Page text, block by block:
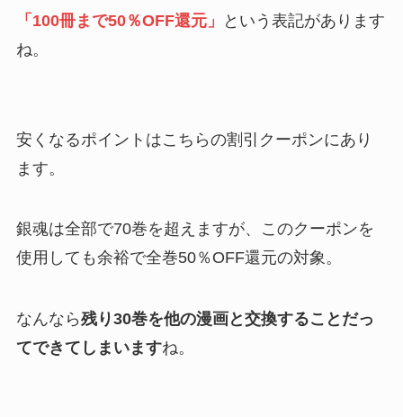
「100冊まで50％OFF還元」
という表記があります
ね。
安くなるポイントはこちらの割引クーポンにあり
ます。
銀魂は全部で70巻を超えますが、このクーポンを
使用しても余裕で全巻50％OFF還元の対象。
なんなら残り30巻を他の漫画と交換することだっ
てできてしまいますね。